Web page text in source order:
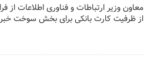
معاون وزیر ارتباطات و فناوری اطلاعات
از ظرفیت کارت بانکی برای بخش سوخت خبر